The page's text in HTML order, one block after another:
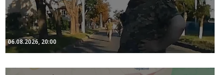
06.08.2026, 20:00